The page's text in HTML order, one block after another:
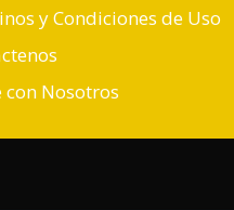
y Condiciones de Uso
con Nosotros